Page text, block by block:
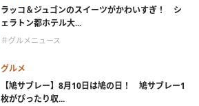
ラッコ＆ジュゴンのスイーツがかわいすぎ！ シ
ェラトン都ホテル大...
＃グルメニュース
グルメ
【鳩サブレー】8月10日は鳩の日！ 鳩サブレー1
枚がぴったり収...